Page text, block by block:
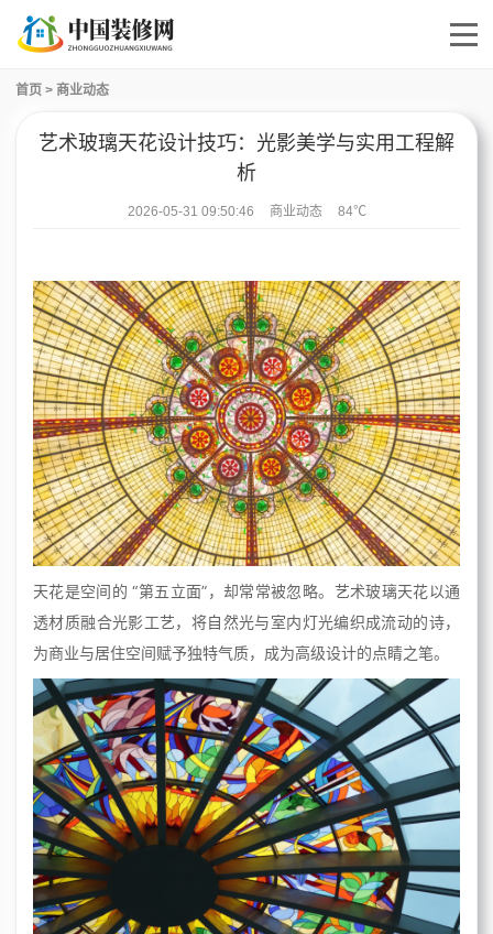
首页 > 商业动态
艺术玻璃天花设计技巧：光影美学与实用工程解
析
2026-05-31 09:50:46 商业动态 84℃
天花是空间的 “第五立面”，却常常被忽略。艺术玻璃天花以通
透材质融合光影工艺，将自然光与室内灯光编织成流动的诗，
为商业与居住空间赋予独特气质，成为高级设计的点睛之笔。